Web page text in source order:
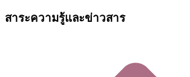
สาระความรู้และข่าวสาร